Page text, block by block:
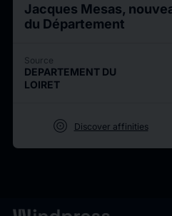
Jacques Mesas,
du Département
Source
DEPARTEMENT DU
LOIRET
target Discover affinities